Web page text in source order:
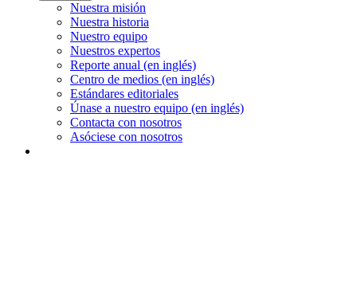
Nuestra misión
Nuestra historia
Nuestro equipo
Nuestros expertos
Reporte anual (en inglés)
Centro de medios (en inglés)
Estándares editoriales
Únase a nuestro equipo (en inglés)
Contacta con nosotros
Asóciese con nosotros